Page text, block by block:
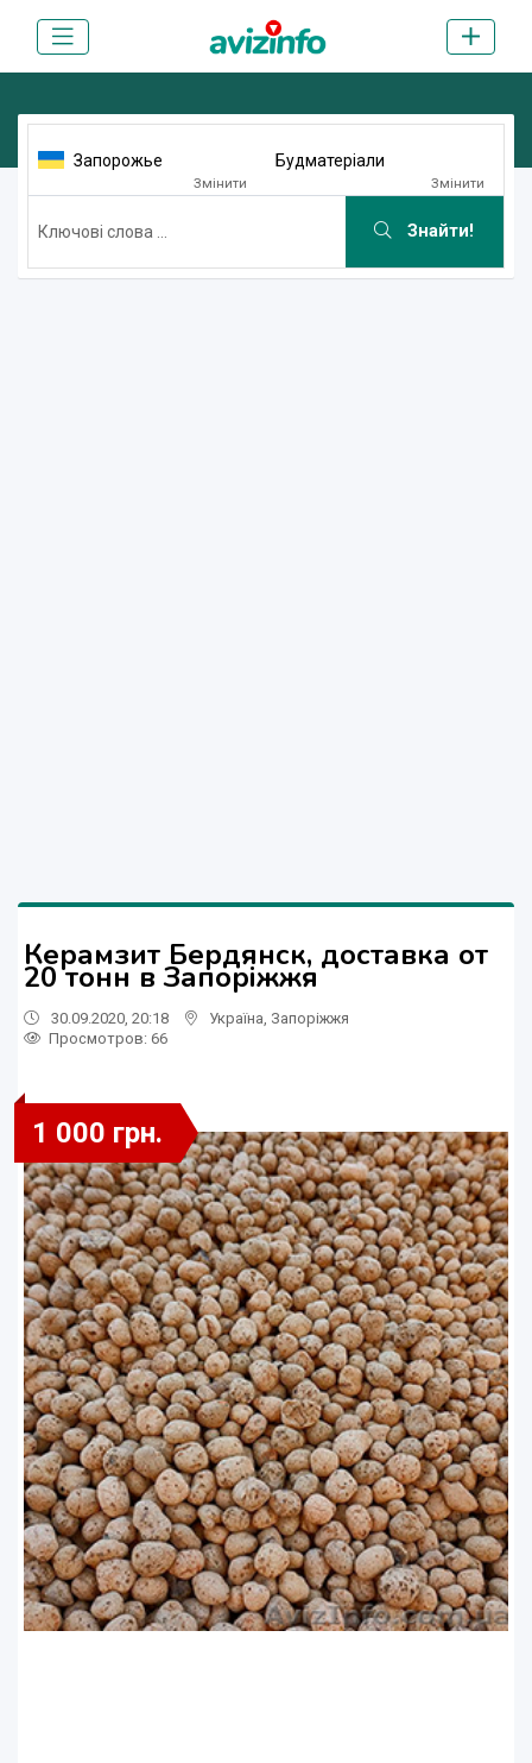
Запорожье
Змінити
Будматеріали
Змінити
Знайти!
Керамзит Бердянск, доставка от
20 тонн в Запоріжжя
30.09.2020, 20:18 Україна Запоріжжя
Просмотров: 66
1 000 грн.